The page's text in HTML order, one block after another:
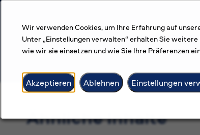
Wir verwenden Cookies, um Ihre Erfahrung auf
Unter „Einstellungen verwalten“ erhalten Sie
wie wir sie einsetzen und wie Sie Ihre Präferenzen
Akzeptieren Ablehnen Einstellungen
Weitere Stellen
Ähnliche Inhalte